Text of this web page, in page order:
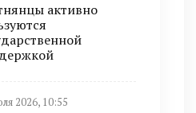
активно
2026, 10:55